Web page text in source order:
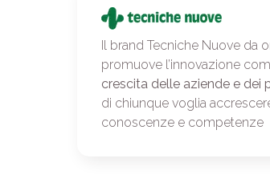
Il brand Tecniche Nuove da
promuove l’innovazione
crescita delle aziende e dei
di chiunque voglia
conoscenze e competenze